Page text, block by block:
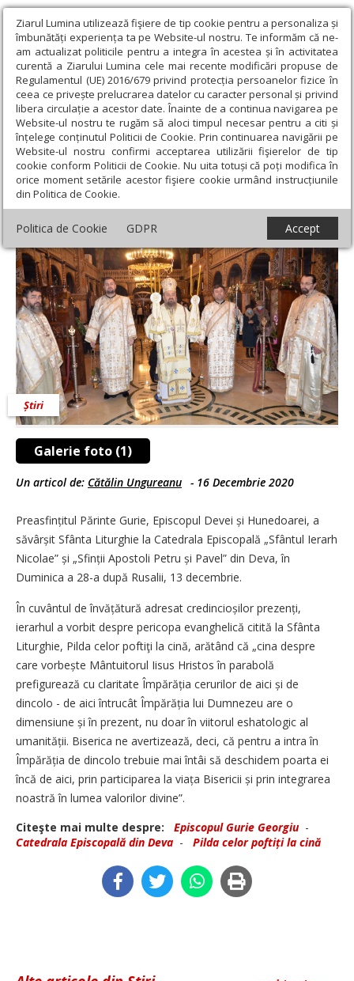
Ziarul Lumina utilizează fişiere de tip cookie pentru a personaliza și
îmbunătăți experiența ta pe Website-ul nostru. Te informăm că ne-
am actualizat politicile pentru a integra în acestea și în activitatea
curentă a Ziarului Lumina cele mai recente modificări propuse de
Regulamentul (UE) 2016/679 privind protecția persoanelor fizice în
ceea ce privește prelucrarea datelor cu caracter personal și privind
libera circulație a acestor date. Înainte de a continua navigarea pe
Website-ul nostru te rugăm să aloci timpul necesar pentru a citi și
înțelege conținutul Politicii de Cookie. Prin continuarea navigării pe
Website-ul nostru confirmi acceptarea utilizării fişierelor de tip
cookie conform Politicii de Cookie. Nu uita totuși că poți modifica în
orice moment setările acestor fişiere cookie urmând instrucțiunile
din Politica de Cookie.
Politica de Cookie GDPR Accept
Ziarul Lumina › Actualitate religioasă › Știri › Duminica a 28-a
după Rusalii la Catedrala Episcopală din Deva
Duminica a 28-a după Rusalii la Catedrala
Episcopală din Deva
Galerie foto (1)
Știri
Un articol de: Cătălin Ungureanu - 16 Decembrie 2020
Preasfințitul Părinte Gurie, Episcopul Devei și Hunedoarei, a
săvârșit Sfânta Liturghie la Catedrala Episcopală „Sfântul Ierarh
Nicolae” și „Sfinții Apostoli Petru și Pavel” din Deva, în
Duminica a 28-a după Rusalii, 13 decembrie.
În cuvântul de învățătură adresat credincioșilor prezenți,
ierarhul a vorbit despre pericopa evanghelică citită la Sfânta
Liturghie, Pilda celor poftiţi la cină, arătând că „cina despre
care vorbește Mântuitorul Iisus Hristos în parabolă
prefigurează cu claritate Împărăția cerurilor de aici și de
dincolo - de aici întrucât Împărăția lui Dumnezeu are o
dimensiune și în prezent, nu doar în viitorul eshatologic al
umanității. Biserica ne avertizează, deci, că pentru a intra în
Împărăția de dincolo trebuie mai întâi să deschidem poarta ei
încă de aici, prin participarea la viața Bisericii și prin integrarea
noastră în lumea valorilor divine”.
Citeşte mai multe despre:
Episcopul Gurie Georgiu-
Catedrala Episcopală din Deva - Pilda celor poftiți la cină